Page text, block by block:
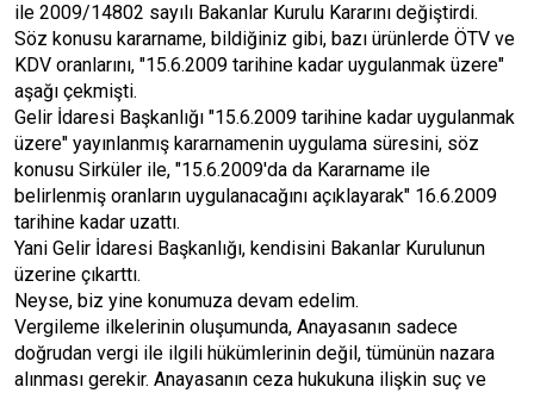
ile 2009/14802 sayılı Bakanlar Kurulu Kararını değiştirdi.
Söz konusu kararname, bildiğiniz gibi, bazı ürünlerde ÖTV ve
KDV oranlarını, "15.6.2009 tarihine kadar uygulanmak üzere"
aşağı çekmişti.
Gelir İdaresi Başkanlığı "15.6.2009 tarihine kadar uygulanmak
üzere" yayınlanmış kararnamenin uygulama süresini, söz
konusu Sirküler ile, "15.6.2009'da da Kararname ile
belirlenmiş oranların uygulanacağını açıklayarak" 16.6.2009
tarihine kadar uzattı.
Yani Gelir İdaresi Başkanlığı, kendisini Bakanlar Kurulunun
üzerine çıkarttı.
Neyse, biz yine konumuza devam edelim.
Vergileme ilkelerinin oluşumunda, Anayasanın sadece
doğrudan vergi ile ilgili hükümlerinin değil, tümünün nazara
alınması gerekir. Anayasanın ceza hukukuna ilişkin suç ve